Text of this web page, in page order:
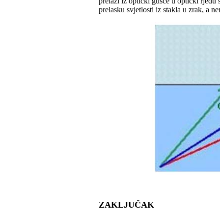
prelasku svjetlosti iz stakla u zrak, a
ZAKLJUČAK